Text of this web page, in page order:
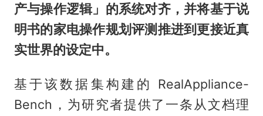
产与操作逻辑」的系统对齐，并将基于说
明书的家电操作规划评测推进到更接近真
实世界的设定中。
基于该数据集构建的 RealAppliance-
Bench，为研究者提供了一条从文档理